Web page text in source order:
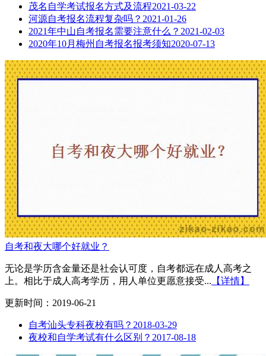
茂名自学考试报名方式及流程2021-03-22
河源自考报名流程复杂吗？ 2021-01-26
2021年中山自考报名需要注意什么？ 2021-02-03
2020年10月梅州自考报名报考须知2020-07-13
自考和夜大哪个好就业？
无论是学历含金量还是社会认可度，自考都远在成人高考之
上。相比于成人高考学历，用人单位更愿意接受... 【详情】
更新时间：2019-06-21
自考汕头专科夜校有吗？ 2018-03-29
夜校和自学考试有什么区别？ 2017-08-18